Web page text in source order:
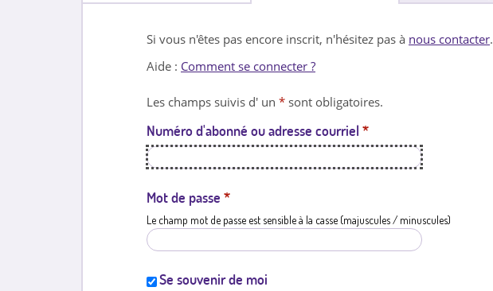
n
l
e
Si vous n'êtes pas encore inscrit, n'hésitez pas à nous contacter.
Aide : Comment se connecter ?
Les champs suivis d' un * sont obligatoires.
Numéro d'abonné ou adresse courriel *
Mot de passe *
Le champ mot de passe est sensible à la casse (majuscules / minuscules)
Se souvenir de moi